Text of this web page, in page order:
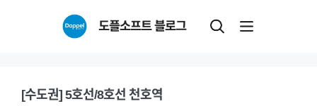
도플소프트 블로그
[수도권] 5호선/8호선 천호역